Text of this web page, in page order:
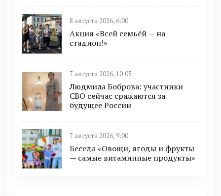
8 августа 2026, 6:00
Акция «Всей семьёй — на
стадион!»
7 августа 2026, 10:05
Людмила Боброва: участники
СВО сейчас сражаются за
будущее России
7 августа 2026, 9:00
Беседа «Овощи, ягоды и фрукты
— самые витаминные продукты»